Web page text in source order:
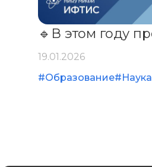
19.01.2026
#Образование#Наука